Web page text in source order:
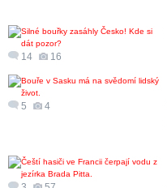
14 16
5 4